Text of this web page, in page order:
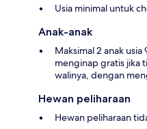
Usia minimal untuk
Anak-anak
Maksimal 2 anak
menginap gratis jika
walinya, dengan
Hewan peliharaan
Hewan peliharaan